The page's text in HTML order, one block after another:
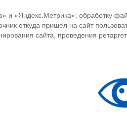
и «Яндекс.Метрика»; обработку
откуда пришел на сайт
сайта, проведения